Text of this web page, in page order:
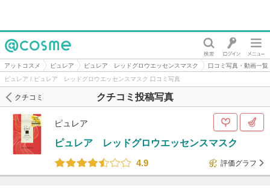
@cosme
アットコスメ ピュレア ピュレア レッドグロウエッセンスマスク
口コミ写真・動画一覧
ピュレア / ピュレア レッドグロウエッセンスマスク 口コミ写真
クチコミ投稿写真
クチコミ
ピュレア
ピュレア レッドグロウエッセンスマスク
4.9
評価グラフ